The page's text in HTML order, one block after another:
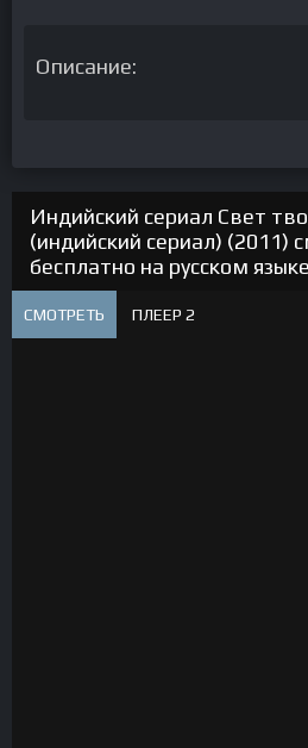
Описание:
Индийский сериал Свет
(индийский сериал) (2011)
бесплатно на русском языке
СМОТРЕТЬ ПЛЕЕР 2